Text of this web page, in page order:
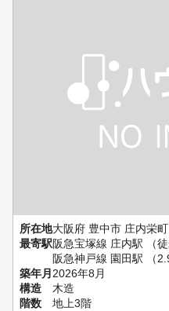
所在地大阪府 豊中市 庄内栄町
最寄駅阪急宝塚線 庄内駅 （徒
阪急神戸線 園田駅 （
築年月 2026年8月
構造
木造
階数
地上3階